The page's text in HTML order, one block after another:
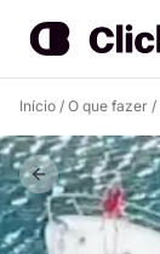
Início / O que fazer /